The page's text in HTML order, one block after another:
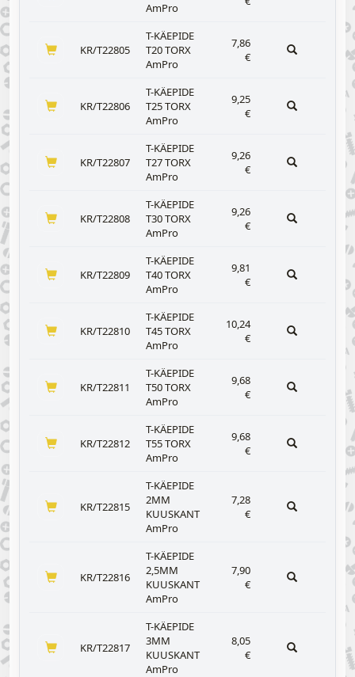
AmPro
KR/T22805
T-KÄEPIDE
T20 TORX
AmPro
7,86
€
KR/T22806
T-KÄEPIDE
T25 TORX
AmPro
9,25
€
KR/T22807
T-KÄEPIDE
T27 TORX
AmPro
9,26
€
KR/T22808
T-KÄEPIDE
T30 TORX
AmPro
9,26
€
KR/T22809
T-KÄEPIDE
T40 TORX
AmPro
9,81
€
KR/T22810
T-KÄEPIDE
T45 TORX
AmPro
10,24
€
KR/T22811
T-KÄEPIDE
T50 TORX
AmPro
9,68
€
KR/T22812
T-KÄEPIDE
T55 TORX
AmPro
9,68
€
KR/T22815
T-KÄEPIDE
2MM
KUUSKANT
AmPro
7,28
€
KR/T22816
T-KÄEPIDE
2,5MM
KUUSKANT
AmPro
7,90
€
KR/T22817
T-KÄEPIDE
3MM
KUUSKANT
AmPro
8,05
€